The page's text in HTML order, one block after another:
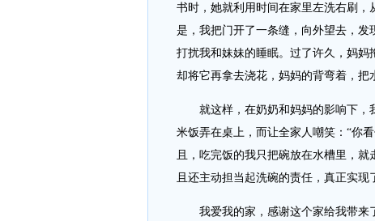
书时，她就利用时间在家里左洗右刷
是，我把门开了一条缝，向外望去，
打扰我和妹妹的睡眠。过了许久，妈
却将它再拿去浇花，妈妈的背弯着，把
就这样，在奶奶和妈妈的影响下，
米饭弄在桌上，而让全家人嘲笑：“你
且，吃完饭的我只把碗放在水槽里，
且还主动担当起洗碗的责任，真正实现
我爱我的家，感谢这个家给我带来